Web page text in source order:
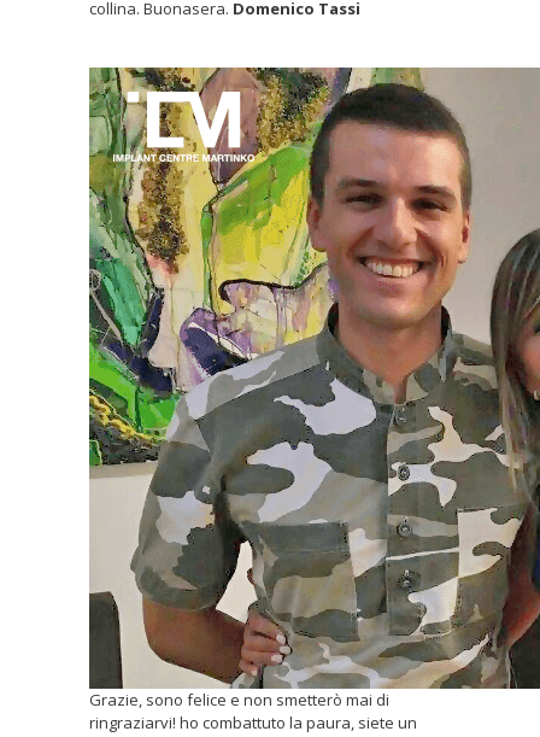
collina. Buonasera. Domenico Tassi
Grazie, sono felice e non smetterò mai di
ringraziarvi! ho combattuto la paura, siete un